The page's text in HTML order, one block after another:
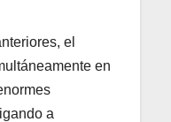
el
en
a